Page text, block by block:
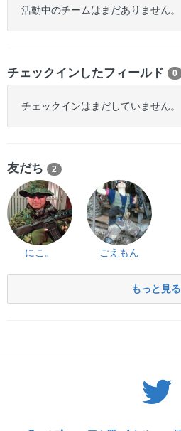
活動中のチームはまだありません。
チェックインしたフィールド 0
チェックインはまだしていません。
友だち 2
にこ。 ごえもん
もっと見る